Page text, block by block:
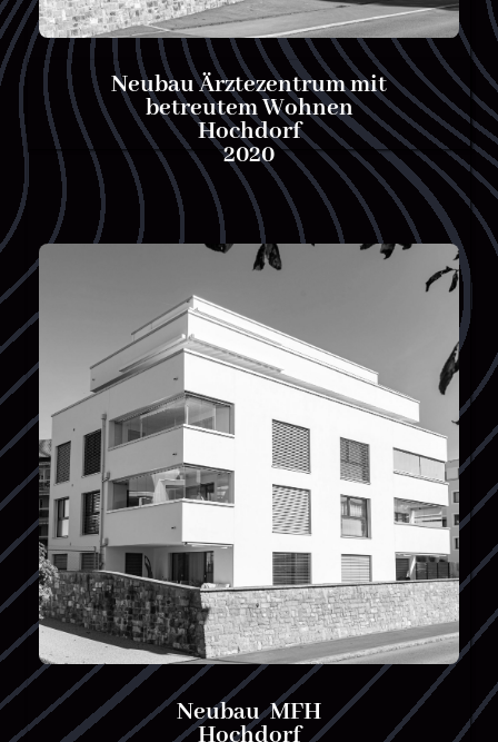
Neubau Ärztezentrum mit
betreutem Wohnen
Hochdorf
2020
Neubau MFH
Hochdorf